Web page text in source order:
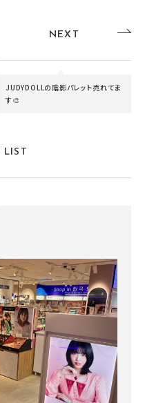
NEXT
JUDYDOLLの陰影パレット売れてま
す🎨
LIST